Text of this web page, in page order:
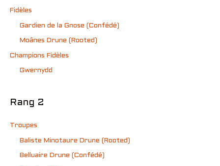
Fidèles
Gardien de la Gnose (Confédé)
Moânes Drune (Rooted)
Champions Fidèles
Gwernydd
Rang 2
Troupes
Baliste Minotaure Drune (Rooted)
Belluaire Drune (Confédé)